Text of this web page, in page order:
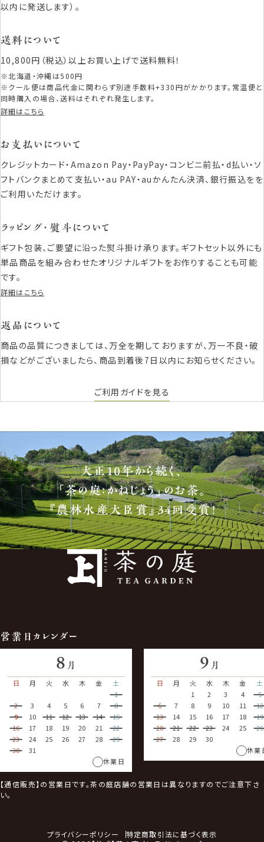
以内に発送します）。
送料について
10,800円（税込）以上お買い上げで送料無料！
※北海道・沖縄は500円
※クール便は商品代金に関わらず別途手数料+330円がかかります。常温便と
同時購入の場合、送料はそれぞれ発生します。
詳細はこちら
お支払いについて
クレジットカード・Amazon Pay・PayPay・コンビニ前払・d払い・ソ
フトバンクまとめて支払い・au PAY・auかんたん決済、銀行振込をを
ご利用いただけます。
ラッピング・熨斗について
ギフト包装、ご要望に沿った熨斗掛け承ります。ギフトセット以外にも
単品商品を組み合わせたオリジナルギフトをお作りすることも可能
です。
詳細はこちら
返品について
商品の品質につきましては、万全を期しておりますが、万一不良・破
損などがございましたら、商品到着後7日以内にお知らせください。
ご利用ガイドを見る
大正10年から続く、
「茶の庭：かねじょう」のお茶。
『農林水産大臣賞』34回受賞！
営業日カレンダー
8 月
日
月 火 水 木 金
土
1
2
3 4 5 6 7
8
9
10 11 12 13 14
15
16
17 18 19 20 21
22
23
24 25 26 27 28
29
30
31
休業日
9 月
日
月 火 水 木 金
土
1
2 3 4
5
6
7 8 9 10 11
12
13
14 15 16 17 18
19
20
21 22 23 24 25
26
27
28 29
30
休業
【通信販売】の営業日です。茶の庭店舗の営業日は異なりますのでご注意下さ
い。
プライバシーポリシー 特定商取引法に基づく表示